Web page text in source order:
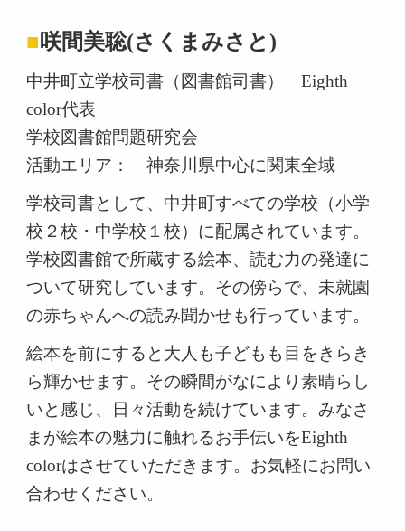
■咲間美聡(さくまみさと)
中井町立学校司書（図書館司書） Eighth
color代表
学校図書館問題研究会
活動エリア： 神奈川県中心に関東全域
学校司書として、中井町すべての学校（小学
校２校・中学校１校）に配属されています。
学校図書館で所蔵する絵本、読む力の発達に
ついて研究しています。 その傍らで、未就園
の赤ちゃんへの読み聞かせも行っています。
絵本を前にすると大人も子どもも目をきらき
ら輝かせます。その瞬間がなにより素晴らし
いと感じ、日々活動を続けています。みなさ
まが絵本の魅力に触れるお手伝いをEighth
colorはさせていただきます。お気軽にお問い
合わせください。